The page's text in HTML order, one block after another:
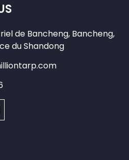
de Bancheng, Bancheng,
du Shandong